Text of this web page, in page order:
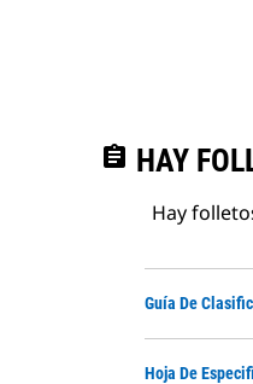
assignment HAY
Hay
Guía De
Hoja De